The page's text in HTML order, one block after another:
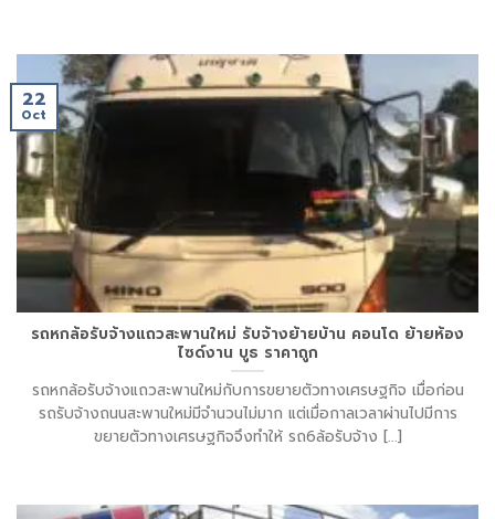
รถหกล้อรับจ้างแถวสะพานใหม่ รับจ้างย้ายบ้าน คอนโด ย้ายห้อง
ไซด์งาน บูธ ราคาถูก
รถหกล้อรับจ้างแถวสะพานใหม่กับการขยายตัวทางเศรษฐกิจ เมื่อก่อน
รถรับจ้างถนนสะพานใหม่มีจำนวนไม่มาก แต่เมื่อกาลเวลาผ่านไปมีการ
ขยายตัวทางเศรษฐกิจจึงทำให้ รถ6ล้อรับจ้าง [...]
22
Oct